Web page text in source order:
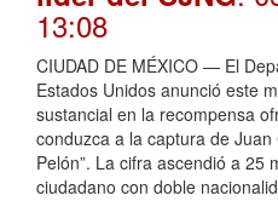
13:08
CIUDAD DE MÉXICO — El
Estados Unidos anunció este
sustancial en la recompensa
conduzca a la captura de Juan
Pelón”. La cifra ascendió a 25
ciudadano con doble